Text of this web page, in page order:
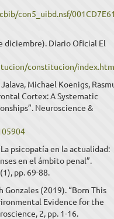
con5_uibd.nsf/
diciembre). Diario Oficial El
constitucion/
Michael Koenigs,
Cortex: A Systematic
Neuroscience &
psicopatía en la actualidad:
en el ámbito penal”.
pp. 69-88.
(2019). “Born This
Evidence for the
2, pp. 1-16.